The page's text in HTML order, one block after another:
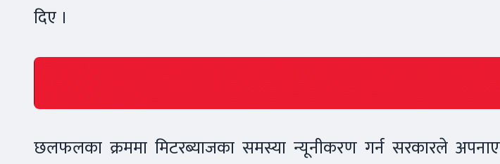
दिए ।
छलफलका क्रममा मिटरब्याजका समस्या न्यूनीकरण गर्न सरकारले